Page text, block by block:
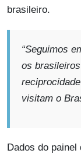
brasileiro.
“Seguimos
os
visitam o
Dados do